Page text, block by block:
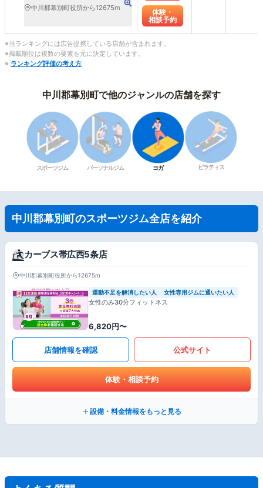
中川郡幕別町役所から12675m
体験・
相談予約
※当ランキングには広告提携している店舗が含まれます。
※掲載順位は複数の要素を元に決定しています。
※ ランキング評価の考え方
中川郡幕別町で他のジャンルの店舗を探す
スポーツジム パーソナルジム ヨガ ピラティス
中川郡幕別町のスポーツジム全店を紹介
カーブス帯広西5条店
中川郡幕別町役所から12675m
運動不足を解消したい人 女性専用ジムに通いたい人
女性のみ30分フィットネス
6,820円〜
店舗情報を確認 公式サイト
体験・相談予約
設備・料金情報をもっと見る